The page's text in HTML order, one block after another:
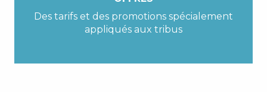
Des tarifs et des promotions spécialement
appliqués aux tribus